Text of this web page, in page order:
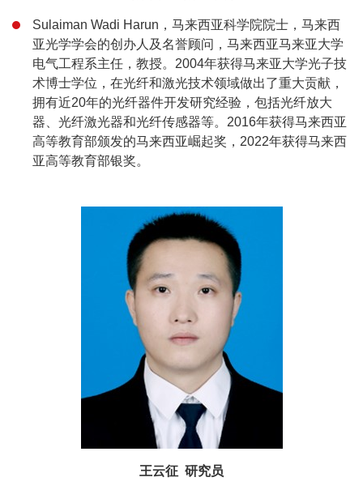
Sulaiman Wadi Harun，马来西亚科学院院士，马来西
亚光学学会的创办人及名誉顾问，马来西亚马来亚大学
电气工程系主任，教授。2004年获得马来亚大学光子技
术博士学位，在光纤和激光技术领域做出了重大贡献，
拥有近20年的光纤器件开发研究经验，包括光纤放大
器、光纤激光器和光纤传感器等。2016年获得马来西亚
高等教育部颁发的马来西亚崛起奖，2022年获得马来西
亚高等教育部银奖。
王云征 研究员